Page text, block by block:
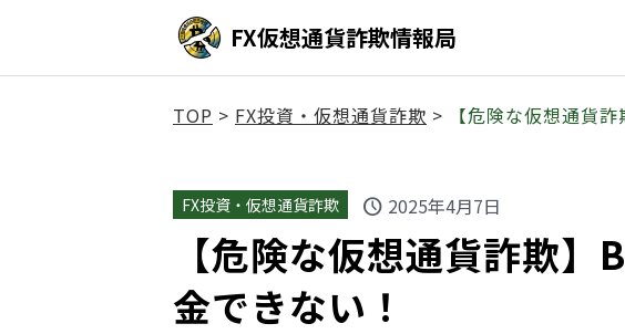
FX仮想通貨詐欺情報局
TOP > FX投資・仮想通貨詐欺 > 【危険な仮想通貨
FX投資・仮想通貨詐欺 schedule 2025年4月7日
【危険な仮想通貨詐欺
金できない！